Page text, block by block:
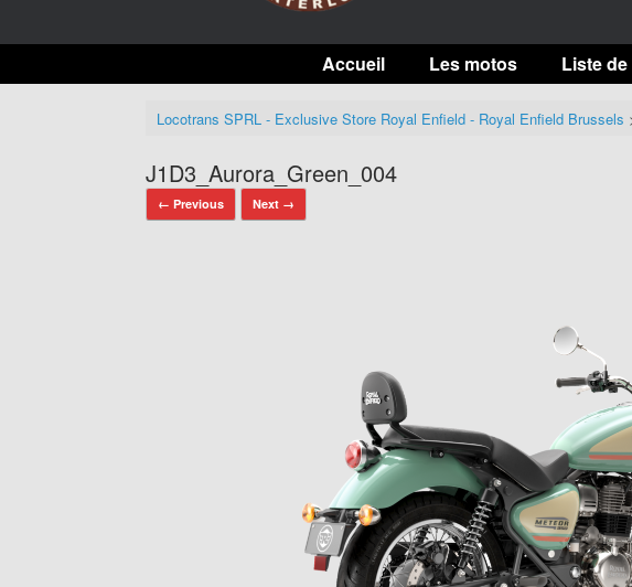
Accueil Les motos Liste
Locotrans SPRL - Exclusive Store Royal Enfield - Royal Enfield Brussels
J1D3_Aurora_Green_004
← Previous Next →